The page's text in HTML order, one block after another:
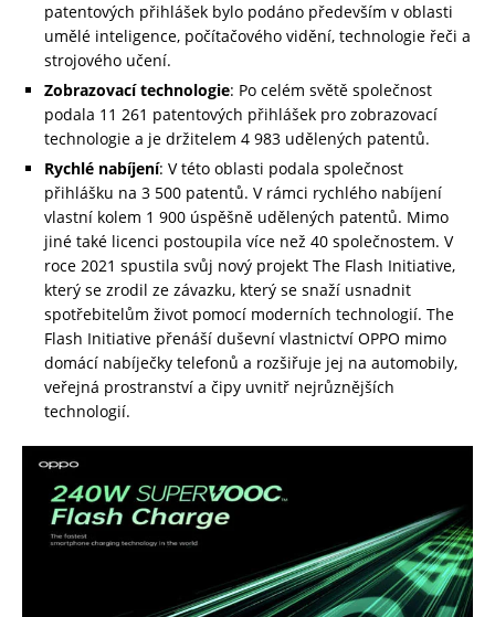
patentových přihlášek bylo podáno především v oblasti
umělé inteligence, počítačového vidění, technologie řeči a
strojového učení.
Zobrazovací technologie: Po celém světě společnost
podala 11 261 patentových přihlášek pro zobrazovací
technologie a je držitelem 4 983 udělených patentů.
Rychlé nabíjení: V této oblasti podala společnost
přihlášku na 3 500 patentů. V rámci rychlého nabíjení
vlastní kolem 1 900 úspěšně udělených patentů. Mimo
jiné také licenci postoupila více než 40 společnostem. V
roce 2021 spustila svůj nový projekt The Flash Initiative,
který se zrodil ze závazku, který se snaží usnadnit
spotřebitelům život pomocí moderních technologií. The
Flash Initiative přenáší duševní vlastnictví OPPO mimo
domácí nabíječky telefonů a rozšiřuje jej na automobily,
veřejná prostranství a čipy uvnitř nejrůznějších
technologií.